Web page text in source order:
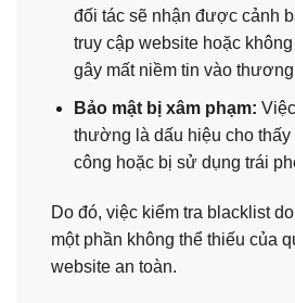
đối tác sẽ nhận được cảnh
truy cập website hoặc
gây mất niềm tin vào
Bảo mật bị xâm phạm:
thường là dấu hiệu cho thấy
công hoặc bị sử dụng trái
Do đó, việc kiểm tra blacklist
một phần không thể thiếu của
website an toàn.